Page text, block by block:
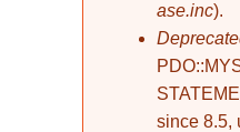
ase.inc).
since 8.5,